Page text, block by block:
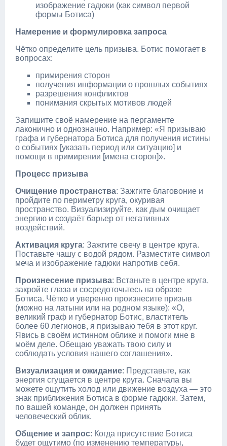
изображение гадюки (как символ первой
формы Ботиса)
Намерение и формулировка запроса
Чётко определите цель призыва. Ботис помогает в
вопросах:
примирения сторон
получения информации о прошлых событиях
разрешения конфликтов
понимания скрытых мотивов людей
Запишите своё намерение на пергаменте
лаконично и однозначно. Например: «Я призываю
графа и губернатора Ботиса для получения истины
о событиях [указать период или ситуацию] и
помощи в примирении [имена сторон]».
Процесс призыва
Очищение пространства: Зажгите благовоние и
пройдите по периметру круга, окуривая
пространство. Визуализируйте, как дым очищает
энергию и создаёт барьер от негативных
воздействий.
Активация круга: Зажгите свечу в центре круга.
Поставьте чашу с водой рядом. Разместите символ
меча и изображение гадюки напротив себя.
Произнесение призыва: Встаньте в центре круга,
закройте глаза и сосредоточьтесь на образе
Ботиса. Чётко и уверенно произнесите призыв
(можно на латыни или на родном языке): «О,
великий граф и губернатор Ботис, властитель
более 60 легионов, я призываю тебя в этот круг.
Явись в своём истинном облике и помоги мне в
моём деле. Обещаю уважать твою силу и
соблюдать условия нашего соглашения».
Визуализация и ожидание: Представьте, как
энергия сгущается в центре круга. Сначала вы
можете ощутить холод или движение воздуха — это
знак приближения Ботиса в форме гадюки. Затем,
по вашей команде, он должен принять
человеческий облик.
Общение и запрос: Когда присутствие Ботиса
будет ощутимо (по изменению температуры,